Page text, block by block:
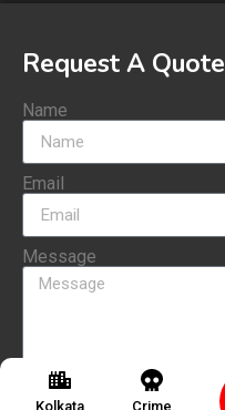
Kolkata Crime
Request A Quote
Name
Email
Message